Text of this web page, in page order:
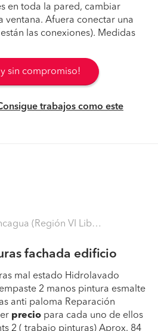
en toda la pared, cambiar
ventana. Afuera conectar una
las conexiones). Medidas
sin compromiso!
trabajos como este
(Región VI Libertador B. O'Higgins - Cachapoal)
fachada edificio
mal estado Hidrolavado
2 manos pintura esmalte
anti paloma Reparación
precio para cada uno de ellos
2 ( trabajo pinturas) Aprox. 84